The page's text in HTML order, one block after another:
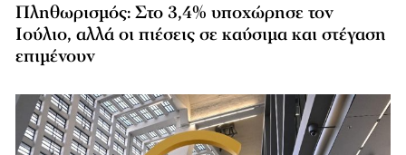
Πληθωρισμός: Στο 3,4% υποχώρησε τον
Ιούλιο, αλλά οι πιέσεις σε καύσιμα και στέγαση
επιμένουν